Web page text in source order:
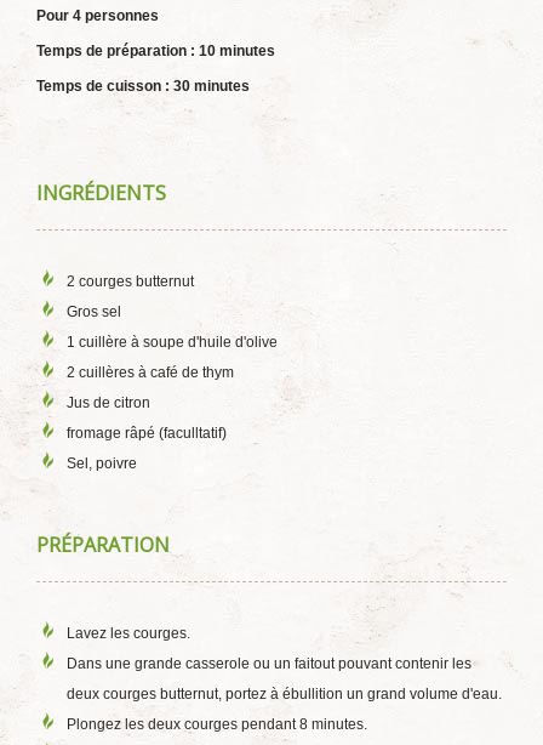
Pour 4 personnes
Temps de préparation : 10 minutes
Temps de cuisson : 30 minutes
INGRÉDIENTS
2 courges butternut
Gros sel
1 cuillère à soupe d'huile d'olive
2 cuillères à café de thym
Jus de citron
fromage râpé (faculltatif)
Sel, poivre
PRÉPARATION
Lavez les courges.
Dans une grande casserole ou un faitout pouvant contenir les
deux courges butternut, portez à ébullition un grand volume d'eau.
Plongez les deux courges pendant 8 minutes.